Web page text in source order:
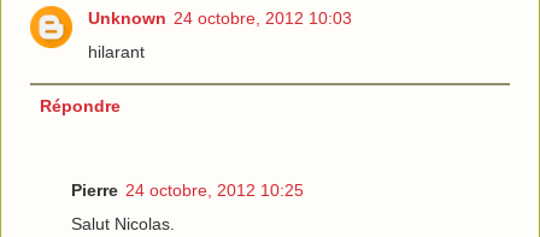
Unknown 24 octobre, 2012 10:03
hilarant
Répondre
Pierre 24 octobre, 2012 10:25
Salut Nicolas.